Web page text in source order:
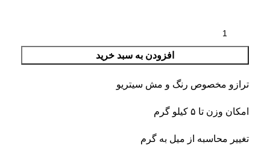
افزودن به سبد خرید
ترازو مخصوص رنگ و مش سیتریو
امکان وزن تا ۵ کیلو گرم
تغییر محاسبه از میل به گرم